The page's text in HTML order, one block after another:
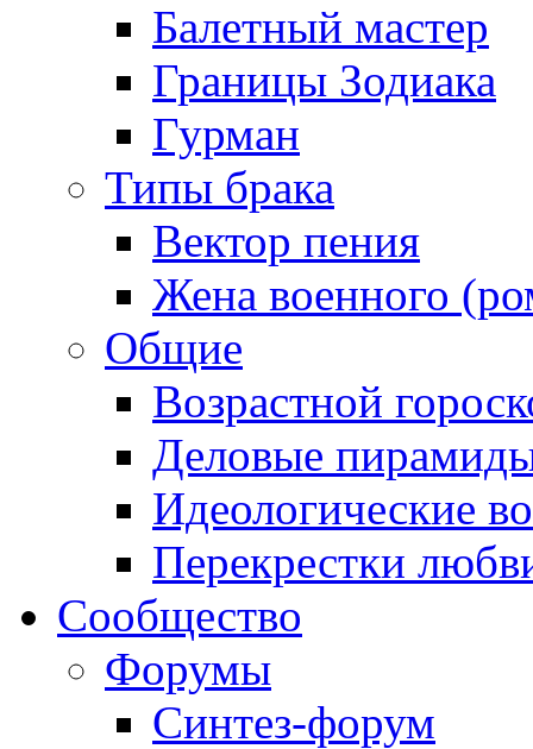
Балетный мастер
Границы Зодиака
Гурман
Типы брака
Вектор пения
Жена военного
Общие
Возрастной
Деловые
Идеологические
Перекрестки
Сообщество
Форумы
Синтез-форум